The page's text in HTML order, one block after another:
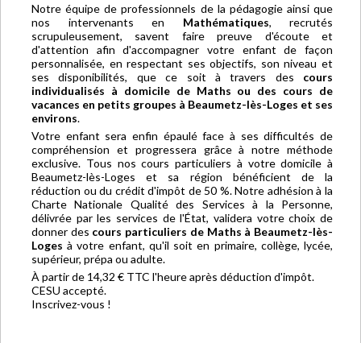
Notre équipe de professionnels de la pédagogie ainsi que
nos intervenants en Mathématiques, recrutés
scrupuleusement, savent faire preuve d'écoute et
d'attention afin d'accompagner votre enfant de façon
personnalisée, en respectant ses objectifs, son niveau et
ses disponibilités, que ce soit à travers des cours
individualisés à domicile de Maths ou des cours de
vacances en petits groupes à Beaumetz-lès-Loges et ses
environs.
Votre enfant sera enfin épaulé face à ses difficultés de
compréhension et progressera grâce à notre méthode
exclusive. Tous nos cours particuliers à votre domicile à
Beaumetz-lès-Loges et sa région bénéficient de la
réduction ou du crédit d'impôt de 50 %. Notre adhésion à la
Charte Nationale Qualité des Services à la Personne,
délivrée par les services de l'État, validera votre choix de
donner des cours particuliers de Maths à Beaumetz-lès-
Loges à votre enfant, qu'il soit en primaire, collège, lycée,
supérieur, prépa ou adulte.
À partir de 14,32 € TTC l'heure après déduction d'impôt.
CESU accepté.
Inscrivez-vous !